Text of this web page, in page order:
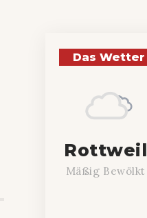
Das Wetter
Rottweil
Mäßig Bewölkt